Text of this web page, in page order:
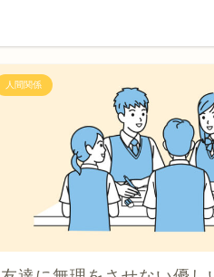
人間関係